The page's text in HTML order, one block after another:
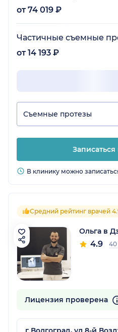
от 74 019 ₽
Частичные съемные
от 14 193 ₽
Съемные протезы
В клинику можно
Средний рейтинг врачей
Ольга в
4.9 40
Лицензия проверена